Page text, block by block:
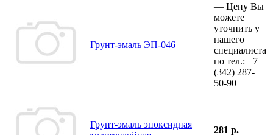
Грунт-эмаль ЭП-046
— Цену Вы
можете
уточнить у
нашего
специалиста
по тел.: +7
(342) 287-
50-90
Грунт-эмаль эпоксидная
281 р.